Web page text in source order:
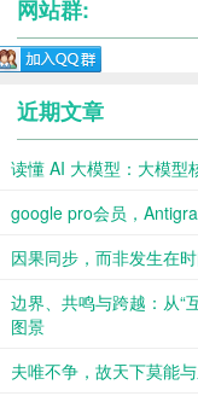
网站群:
近期文章
读懂 AI 大模型：大模型
google pro会员，
因果同步，而非发生在
边界、共鸣与跨越：从“
图景
夫唯不争，故天下莫能